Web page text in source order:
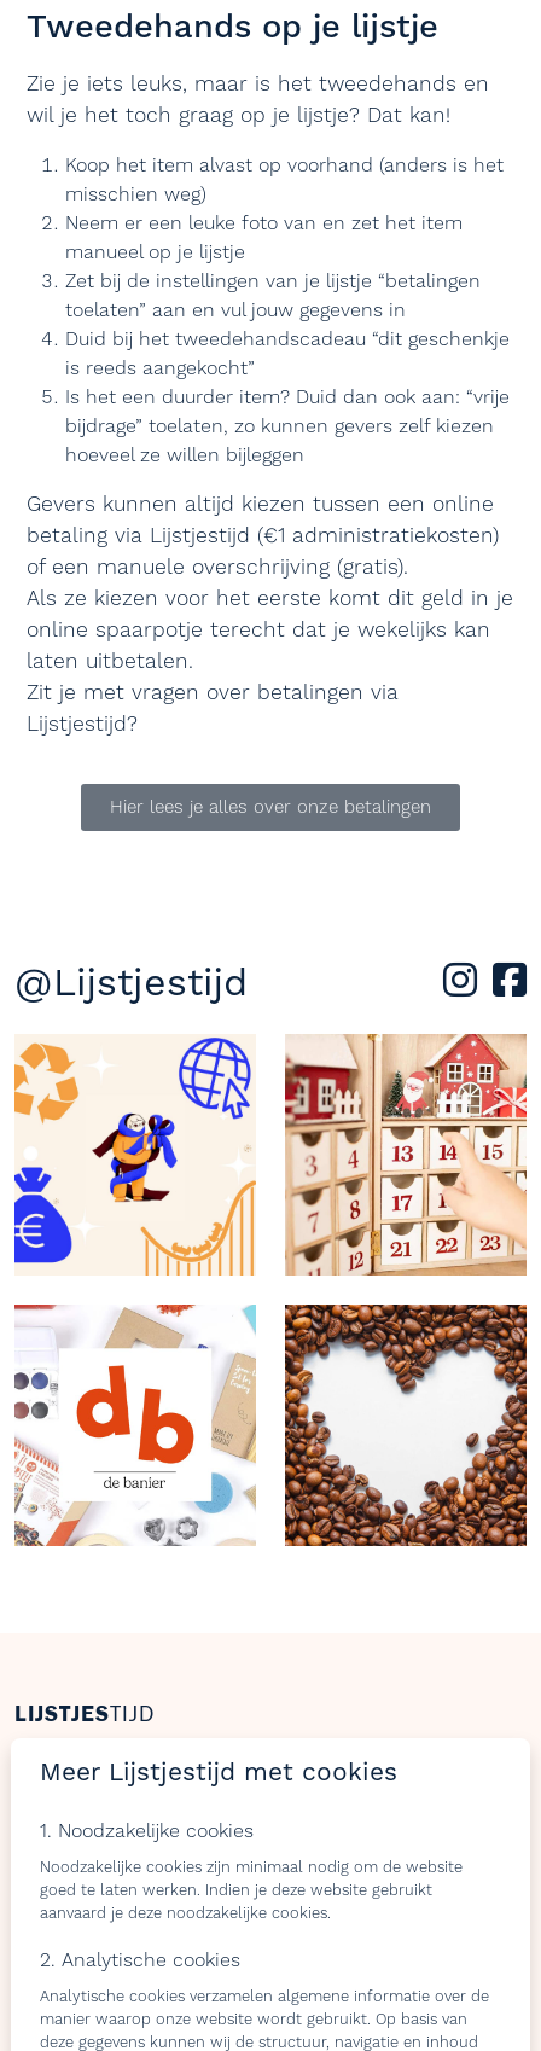
Tweedehands op je lijstje
Zie je iets leuks, maar is het tweedehands en
wil je het toch graag op je lijstje? Dat kan!
Koop het item alvast op voorhand (anders is het
misschien weg)
Neem er een leuke foto van en zet het item
manueel op je lijstje
Zet bij de instellingen van je lijstje “betalingen
toelaten” aan en vul jouw gegevens in
Duid bij het tweedehandscadeau “dit geschenkje
is reeds aangekocht”
Is het een duurder item? Duid dan ook aan: “vrije
bijdrage” toelaten, zo kunnen gevers zelf kiezen
hoeveel ze willen bijleggen
Gevers kunnen altijd kiezen tussen een online
betaling via Lijstjestijd (€1 administratiekosten)
of een manuele overschrijving (gratis).
Als ze kiezen voor het eerste komt dit geld in je
online spaarpotje terecht dat je wekelijks kan
laten uitbetalen.
Zit je met vragen over betalingen via
Lijstjestijd?
Hier lees je alles over onze betalingen
@Lijstjestijd
LIJSTJESTIJD
Welkom op Lijstjestijd, hét online platform om
verlanglijstjes te maken met producten van gelijk welke
webshop.
Bezoekers
Verlangslijstjes maken
Cadeaulijstje
personaliseren
Shops & belevingen
Wordt lid van onze L-club
Contacteer ons
Meer Lijstjestijd met cookies
1. Noodzakelijke cookies
Noodzakelijke cookies zijn minimaal nodig om de website
goed te laten werken. Indien je deze website gebruikt
aanvaard je deze noodzakelijke cookies.
2. Analytische cookies
Analytische cookies verzamelen algemene informatie over de
manier waarop onze website wordt gebruikt. Op basis van
deze gegevens kunnen wij de structuur, navigatie en inhoud